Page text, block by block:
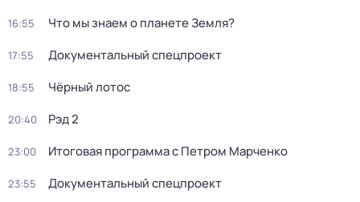
16:55 Что мы знаем о планете Земля?
17:55 Документальный спецпроект
18:55 Чёрный лотос
20:40 Рэд 2
23:00 Итоговая программа с Петром Марченко
23:55 Документальный спецпроект